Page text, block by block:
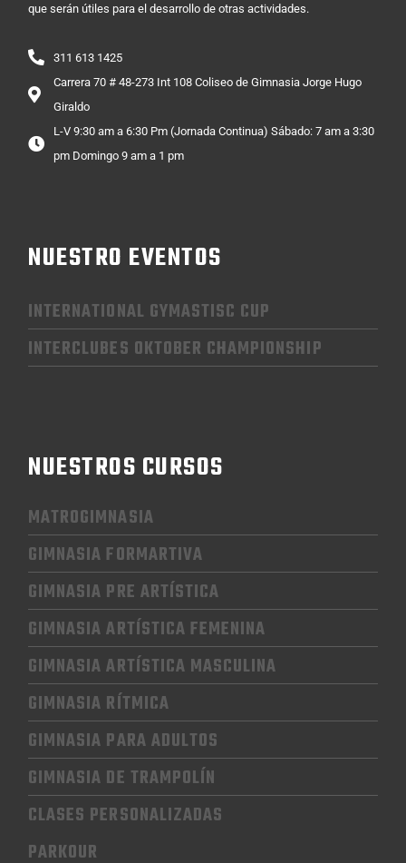
que serán útiles para el desarrollo de otras actividades.
311 613 1425
Carrera 70 # 48-273 Int 108 Coliseo de Gimnasia Jorge Hugo
Giraldo
L-V 9:30 am a 6:30 Pm (Jornada Continua) Sábado: 7 am a 3:30
pm Domingo 9 am a 1 pm
NUESTRO EVENTOS
INTERNATIONAL GYMASTISC CUP
INTERCLUBES OKTOBER CHAMPIONSHIP
NUESTROS CURSOS
MATROGIMNASIA
GIMNASIA FORMARTIVA
GIMNASIA PRE ARTÍSTICA
GIMNASIA ARTÍSTICA FEMENINA
GIMNASIA ARTÍSTICA MASCULINA
GIMNASIA RÍTMICA
GIMNASIA PARA ADULTOS
GIMNASIA DE TRAMPOLÍN
CLASES PERSONALIZADAS
PARKOUR